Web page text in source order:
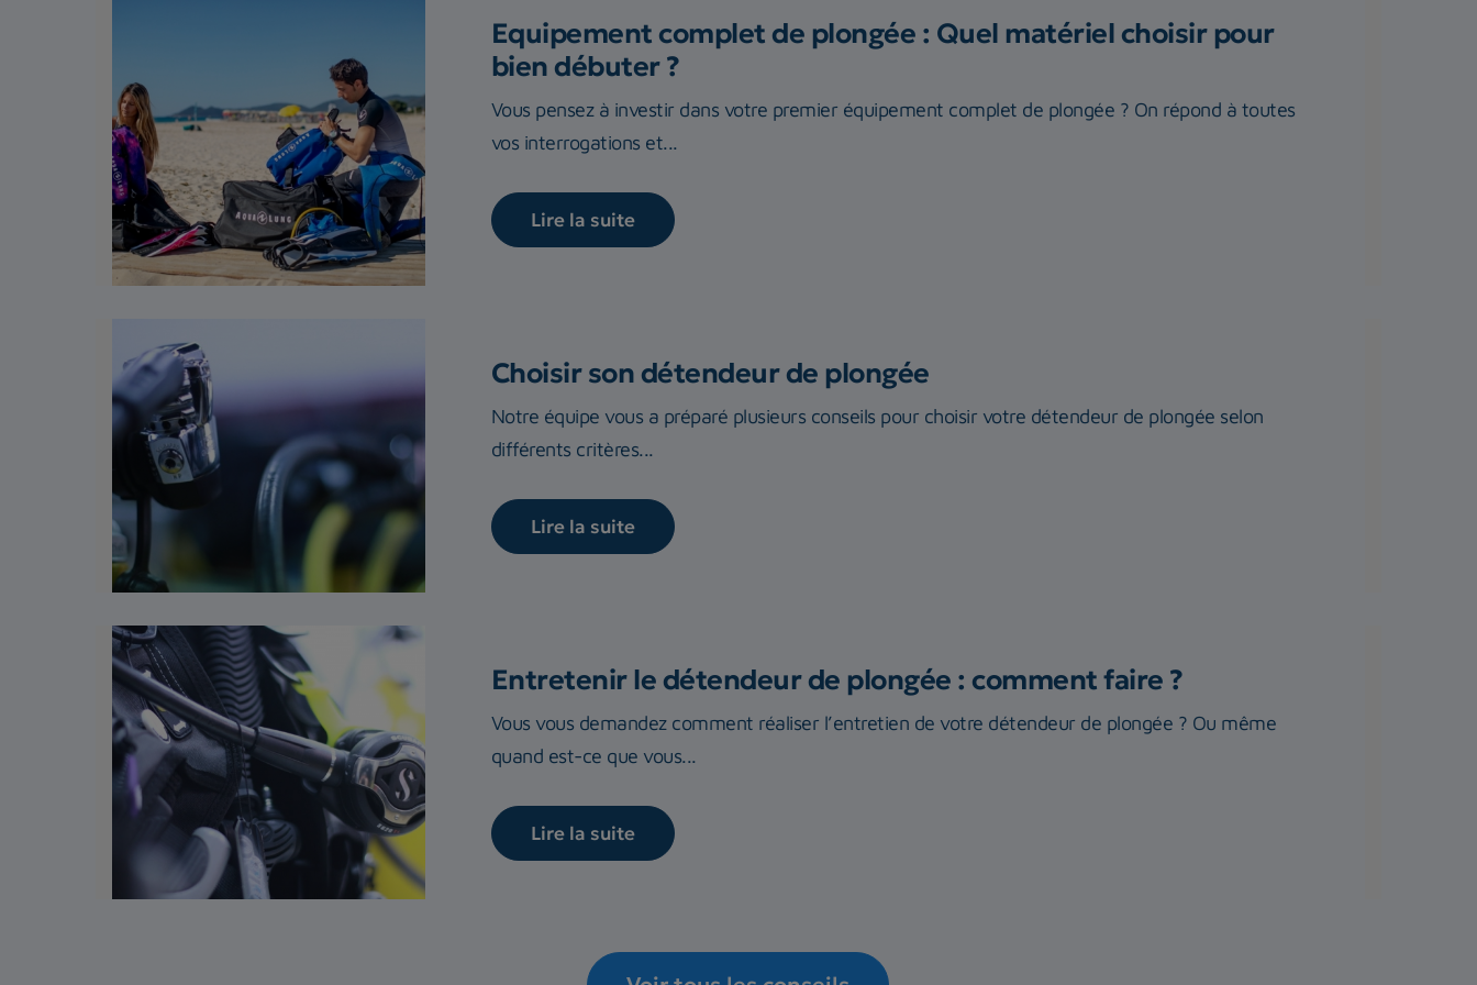
Equipement complet de plongée : Quel matériel choisir pour
bien débuter ?
Vous pensez à investir dans votre premier équipement complet de plongée ? On répond à toutes
vos interrogations et...
Lire la suite
Choisir son détendeur de plongée
Notre équipe vous a préparé plusieurs conseils pour choisir votre détendeur de plongée selon
différents critères...
Lire la suite
Entretenir le détendeur de plongée : comment faire ?
Vous vous demandez comment réaliser l’entretien de votre détendeur de plongée ? Ou même
quand est-ce que vous...
Lire la suite